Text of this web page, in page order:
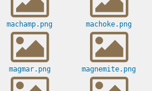
machamp.png machoke.png
magmar.png magnemite.png